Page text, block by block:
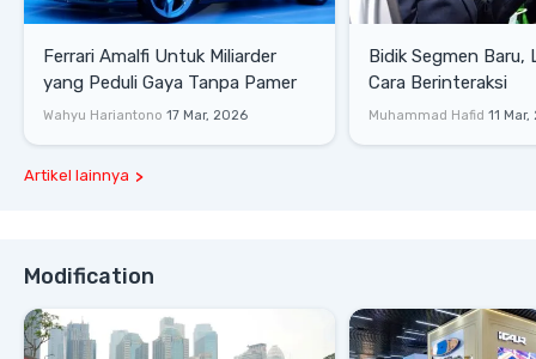
Ferrari Amalfi Untuk Miliarder
yang Peduli Gaya Tanpa Pamer
Wahyu Hariantono 17 Mar, 2026
Bidik Segmen Baru,
Cara Berinteraksi
Muhammad Hafid 11
Artikel lainnya
Modification